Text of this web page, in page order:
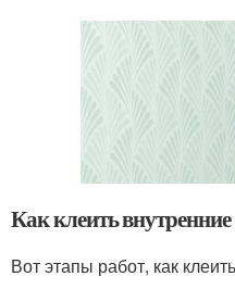
Как клеить
Вот этапы работ, как